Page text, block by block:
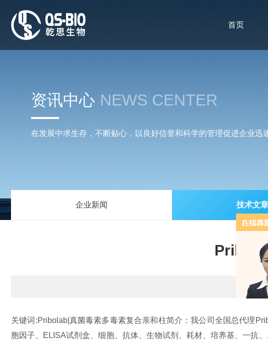
首页
资讯中心 NEWS CENTER
在发展中求生存，不断贴心，以良好信誉和科学的管理促进企业迅
企业新闻 技术文章
关键词:Pribolab|真菌毒素多毒素复合亲和柱简介：我公司全国总代理
胞因子、ELISA试剂盒、细胞、抗体、生物试剂、耗材、培养基、一抗